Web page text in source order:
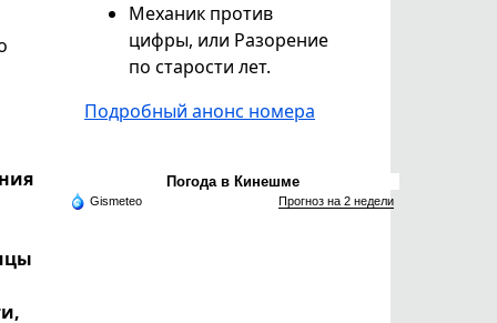
Механик против
цифры, или Разорение
по старости лет.
Подробный анонс номера
Погода в Кинешме
Gismeteo Прогноз на 2 недели